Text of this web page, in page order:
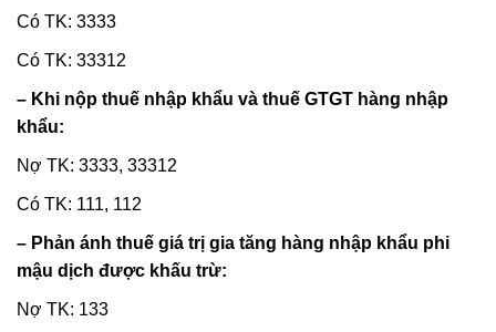
Có TK: 3333
Có TK: 33312
– Khi nộp thuế nhập khẩu và thuế GTGT hàng nhập
khẩu:
Nợ TK: 3333, 33312
Có TK: 111, 112
– Phản ánh thuế giá trị gia tăng hàng nhập khẩu phi
mậu dịch được khấu trừ:
Nợ TK: 133